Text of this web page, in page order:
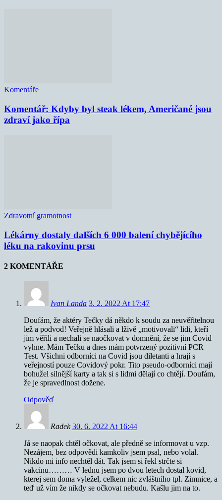
Komentáře
Komentář: Kdyby byl steak lékem, Američané jsou
zdraví jako řípa
Zdravotní gramotnost
Lékárny dostaly dalších 6 000 balení chybějícího
léku na rakovinu prsu
2 KOMENTÁŘE
Ivan Landa 3. 2. 2022 At 17:47
Doufám, že aktéry Tečky dá někdo k soudu za neuvěřitelnou
lež a podvod! Veřejně hlásali a lživě „motivovali“ lidi, kteří
jim věřili a nechali se naočkovat v domnění, že se jim Covid
vyhne. Mám Tečku a dnes mám potvrzený pozitivní PCR
Test. Všichni odborníci na Covid jsou diletanti a hrají s
veřejností pouze Covidový pokr. Tito pseudo-odborníci mají
bohužel silnější karty a tak si s lidmi dělají co chtějí. Doufám,
že je spravedlnost dožene.
Odpověď
Radek 30. 6. 2022 At 16:44
Já se naopak chtěl očkovat, ale předně se informovat u vzp.
Nezájem, bez odpovědi kamkoliv jsem psal, nebo volal.
Nikdo mi info nechtěl dát. Tak jsem si řekl strčte si
vakcínu……… V lednu jsem po dvou letech dostal kovid,
kterej sem doma vyležel, celkem nic zvláštního tpl. Zimnice, a
teď už vím že nikdy se očkovat nebudu. Kašlu jim na to.